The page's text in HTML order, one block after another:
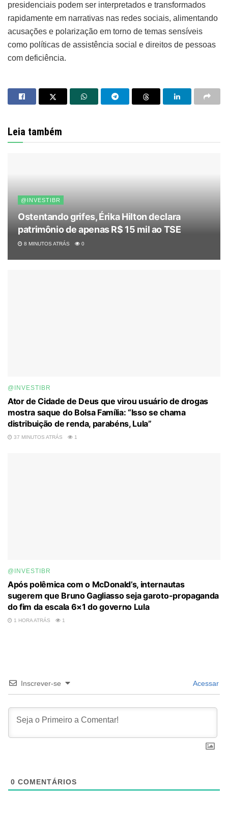
presidenciais podem ser interpretados e transformados
rapidamente em narrativas nas redes sociais, alimentando
acusações e polarização em torno de temas sensíveis
como políticas de assistência social e direitos de pessoas
com deficiência.
Leia também
@INVESTIBR
Ostentando grifes, Érika Hilton declara
patrimônio de apenas R$ 15 mil ao TSE
8 MINUTOS ATRÁS 0
@INVESTIBR
Ator de Cidade de Deus que virou usuário de drogas
mostra saque do Bolsa Família: “Isso se chama
distribuição de renda, parabéns, Lula”
37 MINUTOS ATRÁS 1
@INVESTIBR
Após polêmica com o McDonald’s, internautas
sugerem que Bruno Gagliasso seja garoto-propaganda
do fim da escala 6×1 do governo Lula
1 HORA ATRÁS 1
Inscrever-se Acessar
0 COMENTÁRIOS